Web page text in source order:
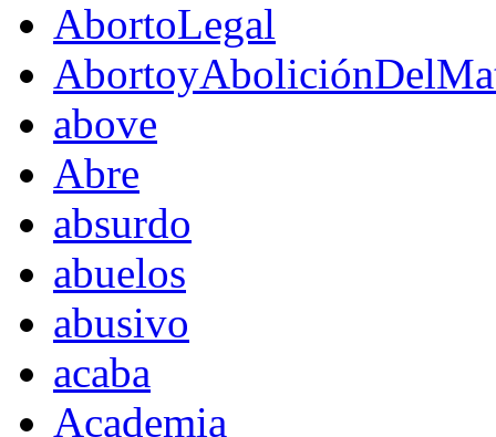
AbortoLegal
above
Abre
absurdo
abuelos
abusivo
acaba
Academia